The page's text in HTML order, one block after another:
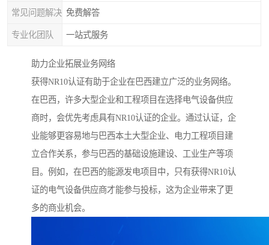
常见问题解决 免费解答
专业化团队 一站式服务
助力企业拓展业务网络
获得NR10认证有助于企业在巴西建立广泛的业务网络。
在巴西，许多大型企业和工程项目在选择电气设备供应
商时，会优先考虑具有NR10认证的企业。通过认证，企
业能够更容易地与巴西本土大型企业、电力工程项目建
立合作关系，参与巴西的基础设施建设、工业生产等项
目。例如，在巴西的能源发电项目中，只有获得NR10认
证的电气设备供应商才能参与投标，这为企业带来了更
多的商业机会。